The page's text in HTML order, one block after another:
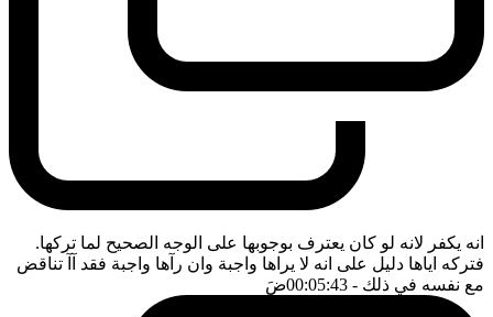
انه يكفر لانه لو كان يعترف بوجوبها على الوجه الصحيح لما تركها.
فتركه اياها دليل على انه لا يراها واجبة وان رآها واجبة فقد آآ تناقض
مع نفسه في ذلك - 00:05:43 ضَ